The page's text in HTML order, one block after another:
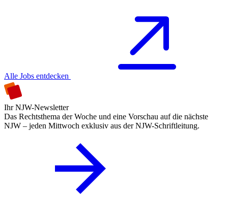
Alle Jobs entdecken
Ihr NJW-Newsletter
Das Rechtsthema der Woche und eine Vorschau auf die nächste
NJW – jeden Mittwoch exklusiv aus der NJW-Schriftleitung.